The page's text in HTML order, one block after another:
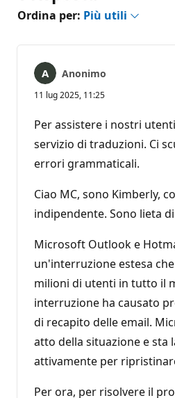
Ordina per: Più utili
Anonimo
11 lug 2025, 11:25
Per assistere i nostri
servizio di traduzioni. Ci
errori grammaticali.
Ciao MC, sono Kimberly,
indipendente. Sono lieta
Microsoft Outlook e
un'interruzione estesa
milioni di utenti in tutto il
interruzione ha causato
di recapito delle email.
atto della situazione e sta
attivamente per
Per ora, per risolvere il